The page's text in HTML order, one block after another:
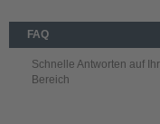
FAQ
Schnelle Antworten auf
Bereich